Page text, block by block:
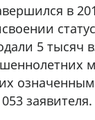
в
5 тысяч
означенным
заявителя.